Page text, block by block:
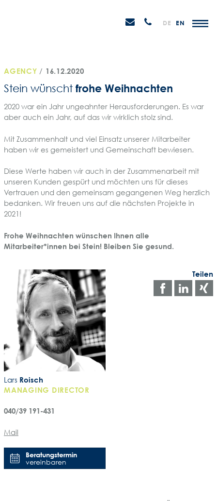
Email Anrufen
DE EN
AGENCY / 16.12.2020
Stein wünscht frohe Weihnachten
2020 war ein Jahr ungeahnter Herausforderungen. Es war
aber auch ein Jahr, auf das wir wirklich stolz sind.
Mit Zusammenhalt und viel Einsatz unserer Mitarbeiter
haben wir es gemeistert und Gemeinschaft bewiesen.
Diese Werte haben wir auch in der Zusammenarbeit mit
unseren Kunden gespürt und möchten uns für dieses
Vertrauen und den gemeinsam gegangenen Weg herzlich
bedanken. Wir freuen uns auf die nächsten Projekte in
2021!
Frohe Weihnachten wünschen Ihnen alle
Mitarbeiter*innen bei Stein! Bleiben Sie gesund.
Lars Roisch
MANAGING DIRECTOR
040/39 191-431
Mail
Beratungstermin
vereinbaren
Teilen
Auf
Auf